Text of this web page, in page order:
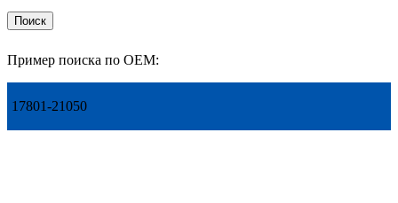
Поиск
Пример поиска по OEM:
17801-21050